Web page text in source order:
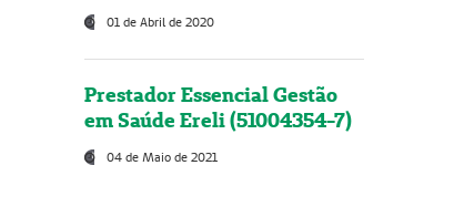
01 de Abril de 2020
Prestador Essencial Gestão
em Saúde Ereli (51004354-7)
04 de Maio de 2021